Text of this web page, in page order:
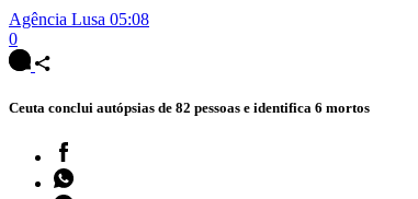
Agência Lusa 05:08
0
Ceuta conclui autópsias de 82 pessoas e identifica 6 mortos